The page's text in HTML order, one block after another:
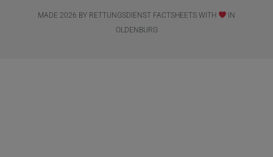
MADE 2026 BY RETTUNGSDIENST FACTSHEETS WITH
IN
OLDENBURG